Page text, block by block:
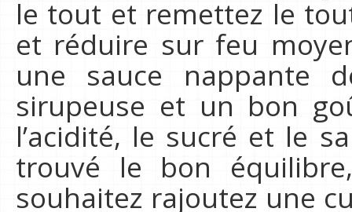
le tout et remettez le
et réduire sur feu
une sauce nappante
sirupeuse et un bon
l’acidité, le sucré et le
trouvé le bon
souhaitez rajoutez une